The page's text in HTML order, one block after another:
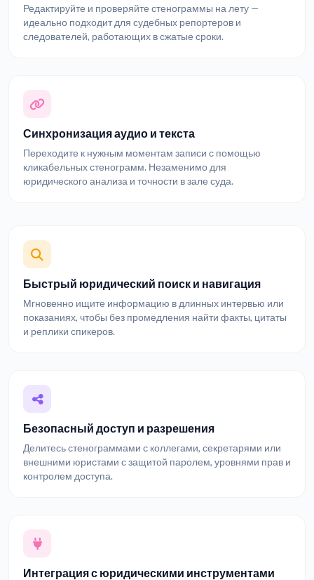
Редактируйте и проверяйте стенограммы на лету —
идеально подходит для судебных репортеров и
следователей, работающих в сжатые сроки.
Синхронизация аудио и текста
Переходите к нужным моментам записи с помощью
кликабельных стенограмм. Незаменимо для
юридического анализа и точности в зале суда.
Быстрый юридический поиск и навигация
Мгновенно ищите информацию в длинных интервью или
показаниях, чтобы без промедления найти факты, цитаты
и реплики спикеров.
Безопасный доступ и разрешения
Делитесь стенограммами с коллегами, секретарями или
внешними юристами с защитой паролем, уровнями прав и
контролем доступа.
Интеграция с юридическими инструментами